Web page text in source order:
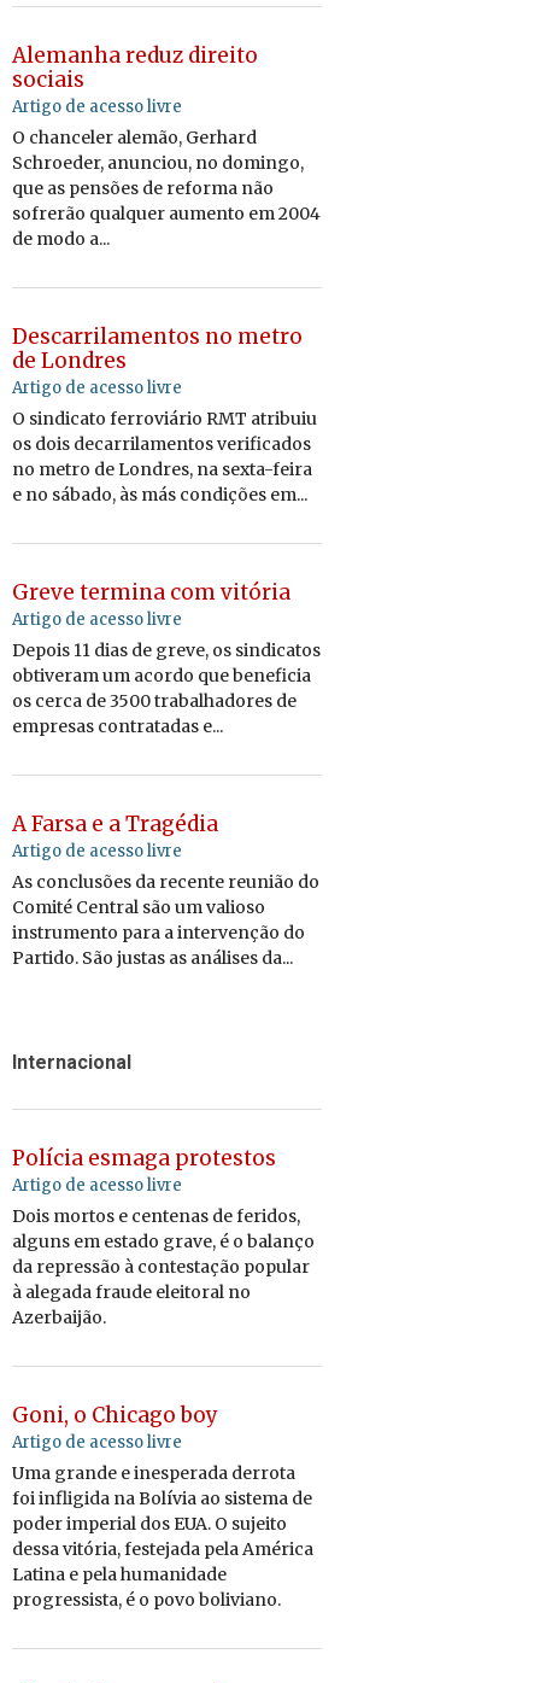
Alemanha reduz direito
sociais
Artigo de acesso livre
O chanceler alemão, Gerhard
Schroeder, anunciou, no domingo,
que as pensões de reforma não
sofrerão qualquer aumento em 2004
de modo a...
Descarrilamentos no metro
de Londres
Artigo de acesso livre
O sindicato ferroviário RMT atribuiu
os dois decarrilamentos verificados
no metro de Londres, na sexta-feira
e no sábado, às más condições em...
Greve termina com vitória
Artigo de acesso livre
Depois 11 dias de greve, os sindicatos
obtiveram um acordo que beneficia
os cerca de 3500 trabalhadores de
empresas contratadas e...
A Farsa e a Tragédia
Artigo de acesso livre
As conclusões da recente reunião do
Comité Central são um valioso
instrumento para a intervenção do
Partido. São justas as análises da...
Internacional
Polícia esmaga protestos
Artigo de acesso livre
Dois mortos e centenas de feridos,
alguns em estado grave, é o balanço
da repressão à contestação popular
à alegada fraude eleitoral no
Azerbaijão.
Goni, o Chicago boy
Artigo de acesso livre
Uma grande e inesperada derrota
foi infligida na Bolívia ao sistema de
poder imperial dos EUA. O sujeito
dessa vitória, festejada pela América
Latina e pela humanidade
progressista, é o povo boliviano.